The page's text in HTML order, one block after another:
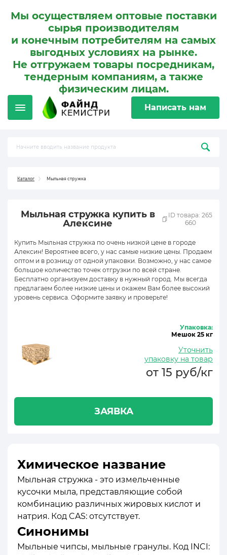
Мы осуществляем оптовые поставки
сырья производителям
и конечным потребителям на самых
выгодных условиях на рынке.
Не отгружаем товары посредникам,
тендерным компаниям, а также
физическим лицам.
Написать нам
Каталог Мыльная стружка
Мыльная стружка купить в
Алексине
ID товара: 265
660
Купить Мыльная стружка по очень низкой цене в городе
Алексин! Вероятнее всего, у нас самые низкие цены. Продаем
оптом и в розницу от одной упаковки. Возможно, у нас самое
большое количество точек отгрузки по всей стране.
Бесплатно организуем доставку в нужный город. Мы всегда
предлагаем более низкие цены и окажем Вам более высокий
уровень сервиса. Оформите заявку и проверьте!
Упаковка:
Мешок 25 кг
Уточнить
упаковку на товар
от 15 руб/кг
ЗАЯВКА
Химическое название
Мыльная стружка - это измельченные
кусочки мыла, представляющие собой
комбинацию различных жировых кислот и
натрия. Код CAS: отсутствует.
Синонимы
Мыльные чипсы, мыльные гранулы. Код INCI: